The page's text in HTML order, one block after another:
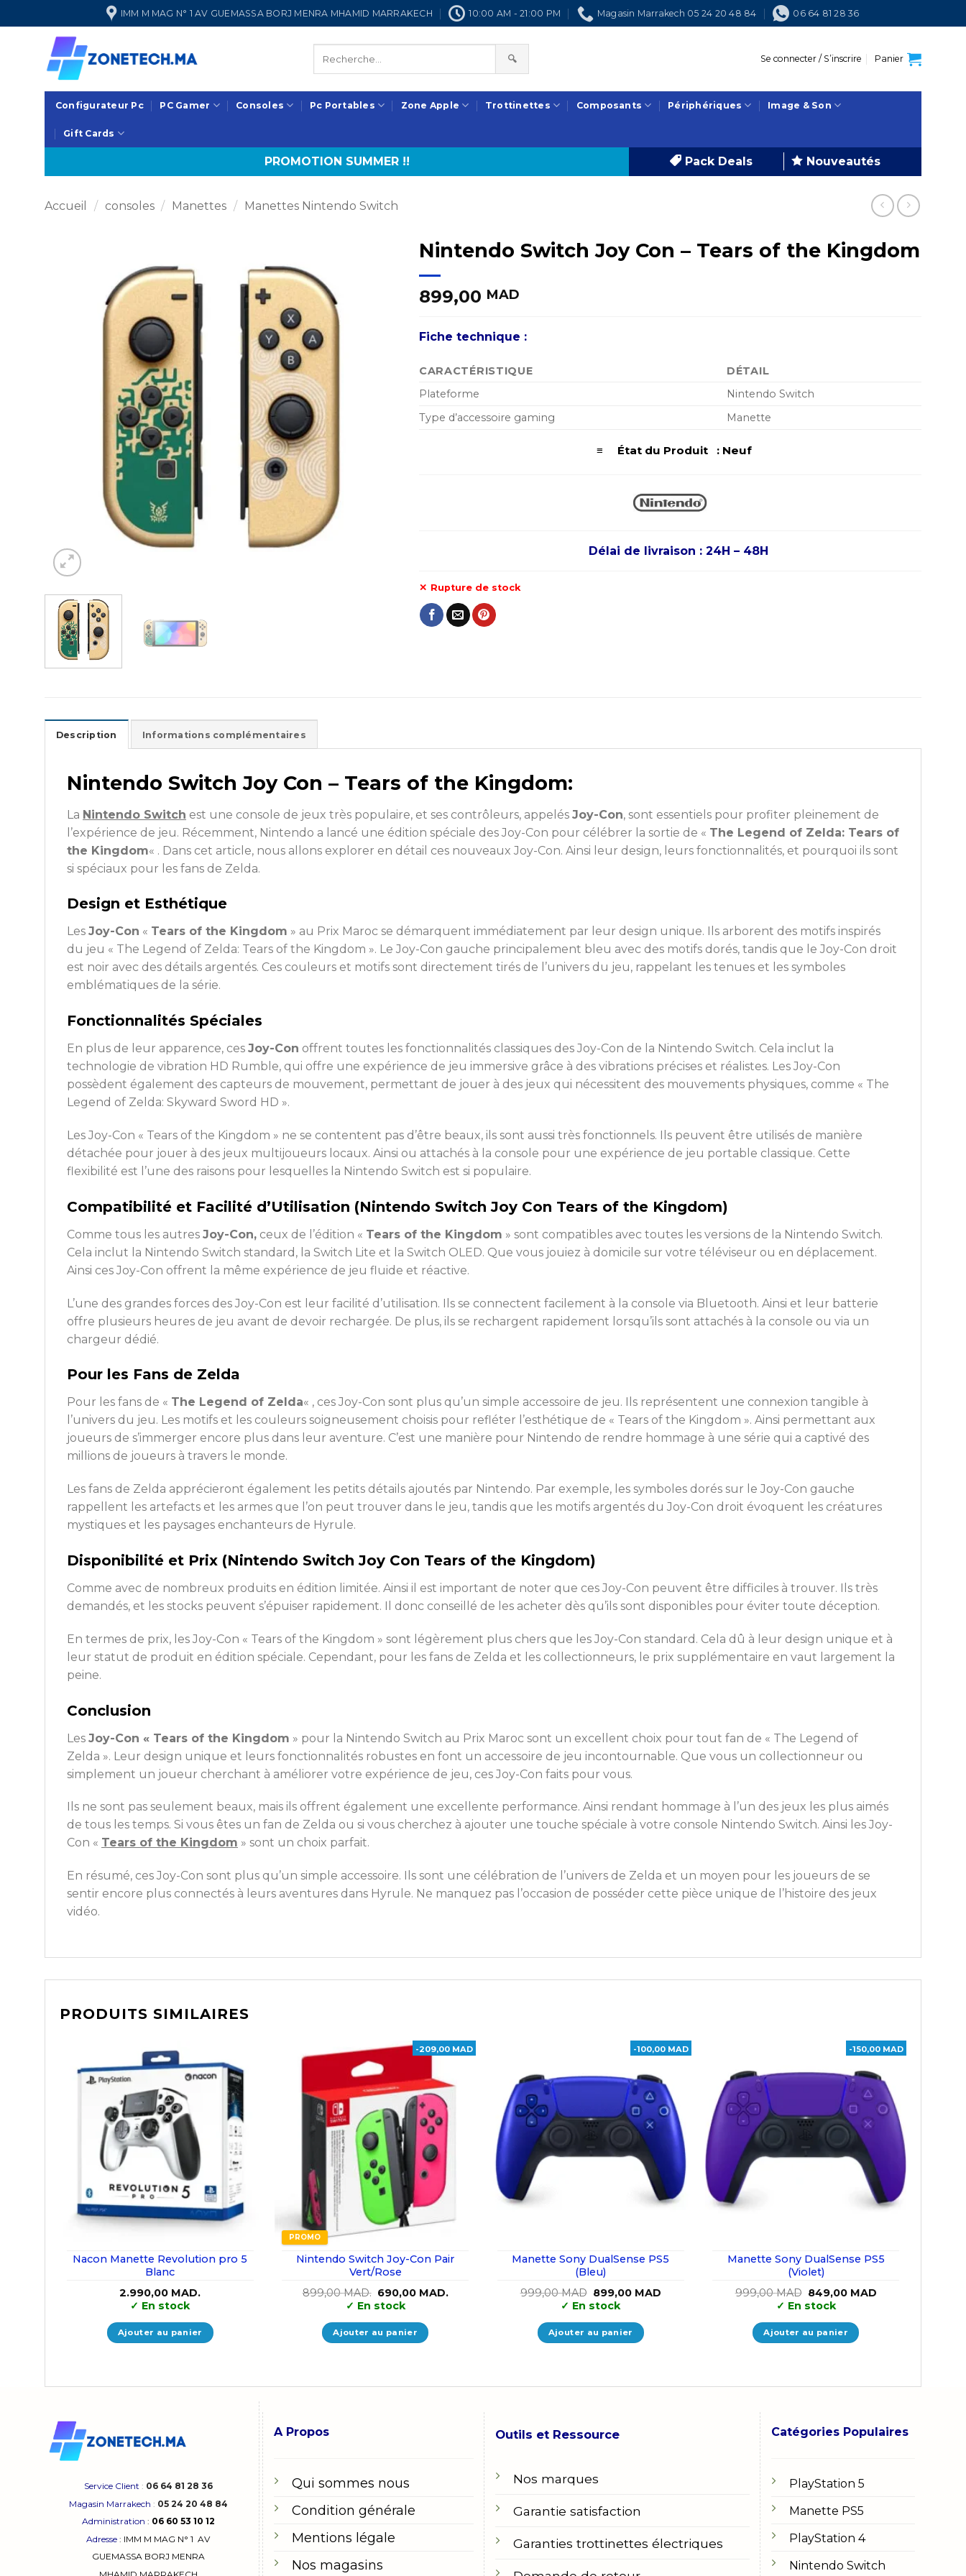
au
IMM M MAG N° 1 AV GUEMASSA BORJ MENRA MHAMID MARRAKECH 10:00 AM - 21:00 PM Magasin Marrakech 05 24 20 48 84 06 64 81 28 36
🔍 Se connecter / S’inscrire Panier
Configurateur Pc PC Gamer Consoles Pc Portables Zone Apple Trottinettes Composants Périphériques Image & Son
Gift Cards
PROMOTION SUMMER !! Pack Deals Nouveautés
Accueil / consoles / Manettes / Manettes Nintendo Switch
Nintendo Switch Joy Con – Tears of the Kingdom
899,00 MAD
Fiche technique :
CARACTÉRISTIQUE
DÉTAIL
Plateforme
Nintendo Switch
Type d’accessoire gaming
Manette
≡ État du Produit : Neuf
Délai de livraison : 24H – 48H
Rupture de stock
Description Informations complémentaires
Nintendo Switch Joy Con – Tears of the Kingdom:
La Nintendo Switch est une console de jeux très populaire, et ses contrôleurs, appelés Joy-Con, sont essentiels pour profiter pleinement de
l’expérience de jeu. Récemment, Nintendo a lancé une édition spéciale des Joy-Con pour célébrer la sortie de « The Legend of Zelda: Tears of
the Kingdom« . Dans cet article, nous allons explorer en détail ces nouveaux Joy-Con. Ainsi leur design, leurs fonctionnalités, et pourquoi ils sont
si spéciaux pour les fans de Zelda.
Design et Esthétique
Les Joy-Con « Tears of the Kingdom » au Prix Maroc se démarquent immédiatement par leur design unique. Ils arborent des motifs inspirés
du jeu « The Legend of Zelda: Tears of the Kingdom ». Le Joy-Con gauche principalement bleu avec des motifs dorés, tandis que le Joy-Con droit
est noir avec des détails argentés. Ces couleurs et motifs sont directement tirés de l’univers du jeu, rappelant les tenues et les symboles
emblématiques de la série.
Fonctionnalités Spéciales
En plus de leur apparence, ces Joy-Con offrent toutes les fonctionnalités classiques des Joy-Con de la Nintendo Switch. Cela inclut la
technologie de vibration HD Rumble, qui offre une expérience de jeu immersive grâce à des vibrations précises et réalistes. Les Joy-Con
possèdent également des capteurs de mouvement, permettant de jouer à des jeux qui nécessitent des mouvements physiques, comme « The
Legend of Zelda: Skyward Sword HD ».
Les Joy-Con « Tears of the Kingdom » ne se contentent pas d’être beaux, ils sont aussi très fonctionnels. Ils peuvent être utilisés de manière
détachée pour jouer à des jeux multijoueurs locaux. Ainsi ou attachés à la console pour une expérience de jeu portable classique. Cette
flexibilité est l’une des raisons pour lesquelles la Nintendo Switch est si populaire.
Compatibilité et Facilité d’Utilisation (Nintendo Switch Joy Con Tears of the Kingdom)
Comme tous les autres Joy-Con, ceux de l’édition « Tears of the Kingdom » sont compatibles avec toutes les versions de la Nintendo Switch.
Cela inclut la Nintendo Switch standard, la Switch Lite et la Switch OLED. Que vous jouiez à domicile sur votre téléviseur ou en déplacement.
Ainsi ces Joy-Con offrent la même expérience de jeu fluide et réactive.
L’une des grandes forces des Joy-Con est leur facilité d’utilisation. Ils se connectent facilement à la console via Bluetooth. Ainsi et leur batterie
offre plusieurs heures de jeu avant de devoir rechargée. De plus, ils se rechargent rapidement lorsqu’ils sont attachés à la console ou via un
chargeur dédié.
Pour les Fans de Zelda
Pour les fans de « The Legend of Zelda« , ces Joy-Con sont plus qu’un simple accessoire de jeu. Ils représentent une connexion tangible à
l’univers du jeu. Les motifs et les couleurs soigneusement choisis pour refléter l’esthétique de « Tears of the Kingdom ». Ainsi permettant aux
joueurs de s’immerger encore plus dans leur aventure. C’est une manière pour Nintendo de rendre hommage à une série qui a captivé des
millions de joueurs à travers le monde.
Les fans de Zelda apprécieront également les petits détails ajoutés par Nintendo. Par exemple, les symboles dorés sur le Joy-Con gauche
rappellent les artefacts et les armes que l’on peut trouver dans le jeu, tandis que les motifs argentés du Joy-Con droit évoquent les créatures
mystiques et les paysages enchanteurs de Hyrule.
Disponibilité et Prix (Nintendo Switch Joy Con Tears of the Kingdom)
Comme avec de nombreux produits en édition limitée. Ainsi il est important de noter que ces Joy-Con peuvent être difficiles à trouver. Ils très
demandés, et les stocks peuvent s’épuiser rapidement. Il donc conseillé de les acheter dès qu’ils sont disponibles pour éviter toute déception.
En termes de prix, les Joy-Con « Tears of the Kingdom » sont légèrement plus chers que les Joy-Con standard. Cela dû à leur design unique et à
leur statut de produit en édition spéciale. Cependant, pour les fans de Zelda et les collectionneurs, le prix supplémentaire en vaut largement la
peine.
Conclusion
Les Joy-Con « Tears of the Kingdom » pour la Nintendo Switch au Prix Maroc sont un excellent choix pour tout fan de « The Legend of
Zelda ». Leur design unique et leurs fonctionnalités robustes en font un accessoire de jeu incontournable. Que vous un collectionneur ou
simplement un joueur cherchant à améliorer votre expérience de jeu, ces Joy-Con faits pour vous.
Ils ne sont pas seulement beaux, mais ils offrent également une excellente performance. Ainsi rendant hommage à l’un des jeux les plus aimés
de tous les temps. Si vous êtes un fan de Zelda ou si vous cherchez à ajouter une touche spéciale à votre console Nintendo Switch. Ainsi les Joy-
Con « Tears of the Kingdom » sont un choix parfait.
En résumé, ces Joy-Con sont plus qu’un simple accessoire. Ils sont une célébration de l’univers de Zelda et un moyen pour les joueurs de se
sentir encore plus connectés à leurs aventures dans Hyrule. Ne manquez pas l’occasion de posséder cette pièce unique de l’histoire des jeux
vidéo.
PRODUITS SIMILAIRES
Nacon Manette Revolution pro 5
Blanc
2.990,00 MAD.
✓ En stock
Ajouter au panier
-209,00 MAD
PROMO
Nintendo Switch Joy-Con Pair
Vert/Rose
899,00MAD. Le
prix
initial
était :
899,00 MAD..
690,00 MAD.Le
✓ En stock
Ajouter au panier
-100,00 MAD
Manette Sony DualSense PS5
(Bleu)
999,00MAD Le
prix
initial
était :
999,00 MAD.
899,00 MADLe
✓ En stock
Ajouter au panier
-150,00 MAD
Manette Sony DualSense PS5
(Violet)
999,00MAD Le
prix
initial
était :
999,00 MAD.
849,00 MADLe
✓ En stock
Ajouter au panier
Service Client : 06 64 81 28 36
Magasin Marrakech : 05 24 20 48 84
Administration : 06 60 53 10 12
Adresse : IMM M MAG N° 1AV
GUEMASSA BORJ MENRA
A Propos
Qui sommes nous
Condition générale
Mentions légale
Nos magasins
Outils et Ressource
Nos marques
Garantie satisfaction
Garanties trottinettes électriques
Catégories Populaires
PlayStation 5
Manette PS5
PlayStation 4
Nintendo Switch